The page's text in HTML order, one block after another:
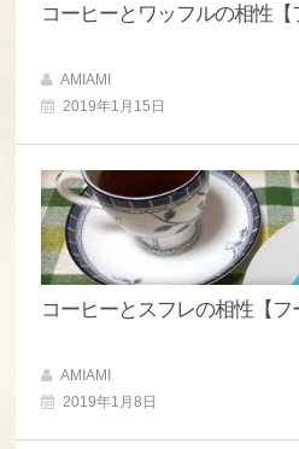
コーヒーとワッフルの相性【
AMIAMI
2019年1月15日
コーヒーとスフレの相性【フ
AMIAMI
2019年1月8日